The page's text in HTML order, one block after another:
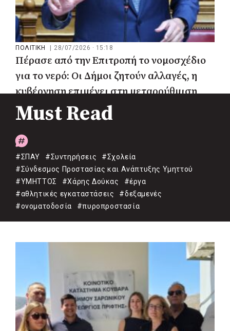
ΠΟΛΙΤΙΚΗ 28/07/2026 · 15:18
Πέρασε από την Επιτροπή το νομοσχέδιο
για το νερό: Οι Δήμοι ζητούν αλλαγές, η
κυβέρνηση επιμένει στη μεταρρύθμιση
Must Read
#ΣΠΑΥ #Συντηρήσεις
#Σχολεία
#Σύνδεσμος Προστασίας και Ανάπτυξης Υμηττού
#ΥΜΗΤΤΟΣ
#Χάρης Δούκας
#έργα
#αθλητικές εγκαταστάσεις
#δεξαμενές
#ονοματοδοσία
#πυροπροστασία